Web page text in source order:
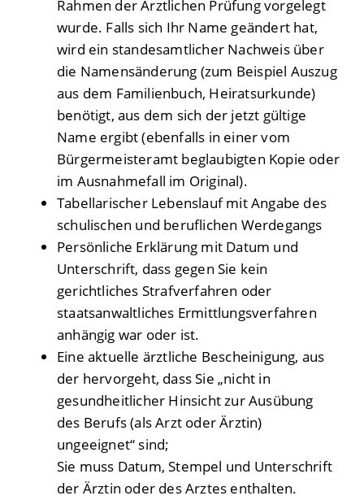
Rahmen der Ärztlichen Prüfung vorgelegt
wurde. Falls sich Ihr Name geändert hat,
wird ein standesamtlicher Nachweis über
die Namensänderung (zum Beispiel Auszug
aus dem Familienbuch, Heiratsurkunde)
benötigt, aus dem sich der jetzt gültige
Name ergibt (ebenfalls in einer vom
Bürgermeisteramt beglaubigten Kopie oder
im Ausnahmefall im Original).
Tabellarischer Lebenslauf mit Angabe des
schulischen und beruflichen Werdegangs
Persönliche Erklärung mit Datum und
Unterschrift, dass gegen Sie kein
gerichtliches Strafverfahren oder
staatsanwaltliches Ermittlungsverfahren
anhängig war oder ist.
Eine aktuelle ärztliche Bescheinigung, aus
der hervorgeht, dass Sie „nicht in
gesundheitlicher Hinsicht zur Ausübung
des Berufs (als Arzt oder Ärztin)
ungeeignet“ sind;
Sie muss Datum, Stempel und Unterschrift
der Ärztin oder des Arztes enthalten.